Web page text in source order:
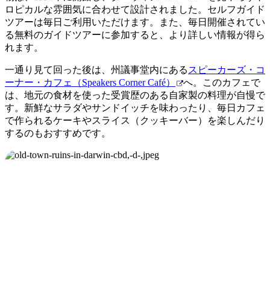
ロピカルな雰囲気に合わせて設計されました。セルフガイド
ツアーは毎日ご利用いただけます。また、毎日開催されてい
る無料のガイドツアーに参加すると、より詳しい情報が得ら
れます。
一通り見て回った後は、州議事堂内にあるスピーカーズ・コ
ーナー・カフェ（Speakers Corner Café）
へ。このカフェで
は、地元の食材を使った受賞歴のある自家製の料理が自慢で
す。新鮮なサラダやサンドイッチを味わったり、毎日カフェ
で作られるケーキやスライス（クッキーバー）を楽しんだり
するのもおすすめです。